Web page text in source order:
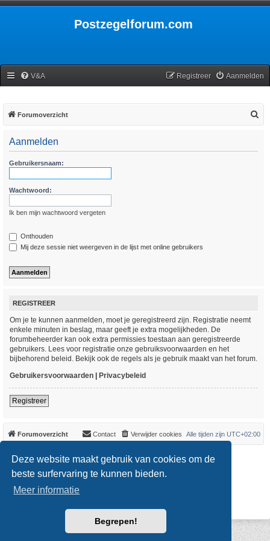
Deze website maakt gebruik van cookies om de
beste surfervaring te kunnen bieden.
Meer informatie
Begrepen!
Postzegelforum.com
V&A Aanmelden
Registreer
Forumoverzicht
Aanmelden
Gebruikersnaam:
Wachtwoord:
Ik ben mijn wachtwoord vergeten
Onthouden
Mij deze sessie niet weergeven in de lijst met online gebruikers
REGISTREER
Om je te kunnen aanmelden, moet je geregistreerd zijn. Registratie neemt
enkele minuten in beslag, maar geeft je extra mogelijkheden. De
forumbeheerder kan ook extra permissies toestaan aan geregistreerde
gebruikers. Lees voor registratie onze gebruiksvoorwaarden en het
bijbehorend beleid. Bekijk ook de regels als je gebruik maakt van het forum.
Gebruikersvoorwaarden | Privacybeleid
Registreer
Forumoverzicht Alle tijden zijn UTC+02:00
Verwijder cookies
Contact
*Original Author:Brad Veryard
*Updated to 3.3.x by MannixMD
* Style version: 3.4.0
Powered by